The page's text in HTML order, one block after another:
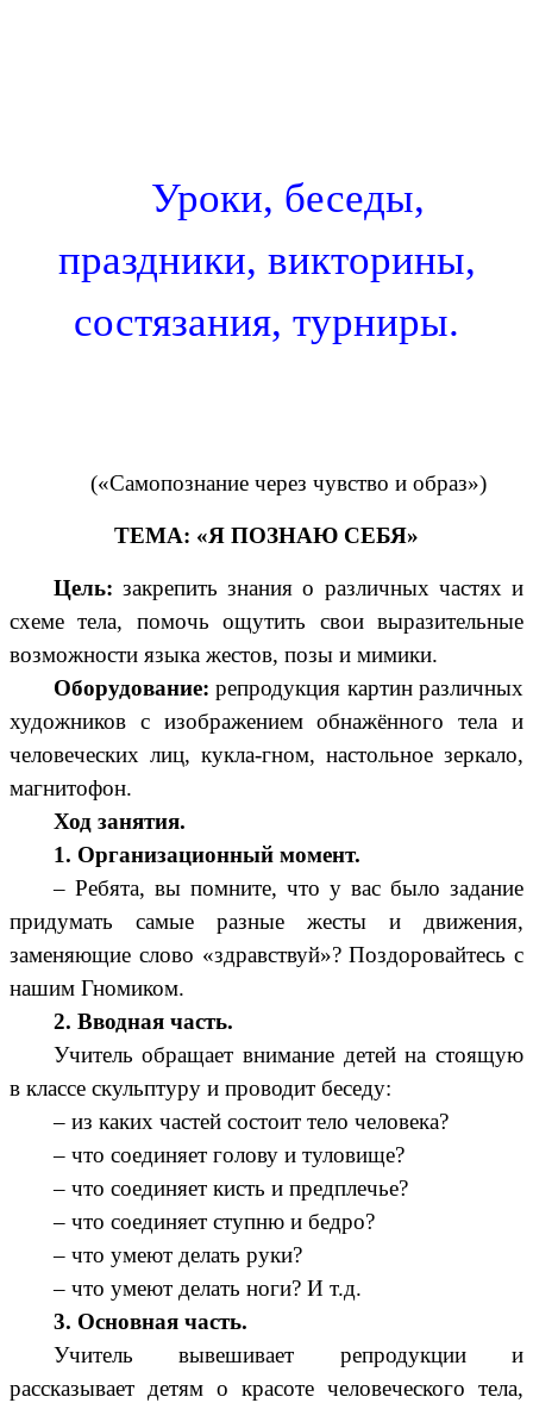
Уроки, беседы,
праздники, викторины,
состязания, турниры.
(«Самопознание через чувство и образ»)
ТЕМА: «Я ПОЗНАЮ СЕБЯ»
Цель: закрепить знания о различных частях и
схеме тела, помочь ощутить свои выразительные
возможности языка жестов, позы и мимики.
Оборудование: репродукция картин различных
художников с изображением обнажённого тела и
человеческих лиц, кукла-гном, настольное зеркало,
магнитофон.
Ход занятия.
1. Организационный момент.
– Ребята, вы помните, что у вас было задание
придумать самые разные жесты и движения,
заменяющие слово «здравствуй»? Поздоровайтесь с
нашим Гномиком.
2. Вводная часть.
Учитель обращает внимание детей на стоящую
в классе скульптуру и проводит беседу:
– из каких частей состоит тело человека?
– что соединяет голову и туловище?
– что соединяет кисть и предплечье?
– что соединяет ступню и бедро?
– что умеют делать руки?
– что умеют делать ноги? И т.д.
3. Основная часть.
Учитель вывешивает репродукции и
рассказывает детям о красоте человеческого тела,